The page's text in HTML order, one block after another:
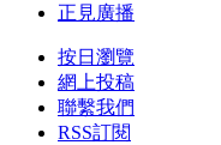
正見廣播
按日瀏覽
網上投稿
聯繫我們
RSS訂閱